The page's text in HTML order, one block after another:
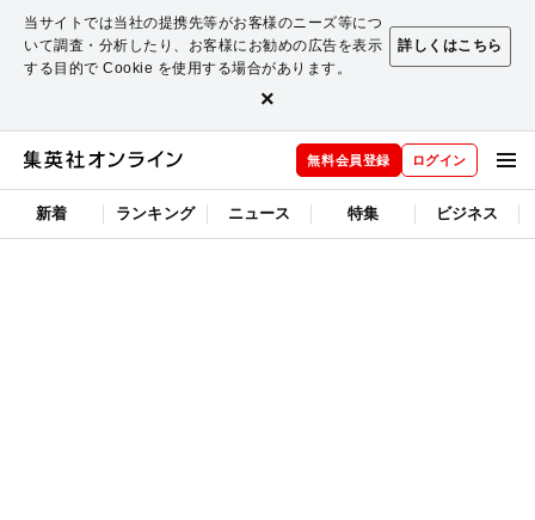
当サイトでは当社の提携先等がお客様のニーズ等につ
いて調査・分析したり、お客様にお勧めの広告を表示
する目的で Cookie を使用する場合があります。
詳しくはこちら
×
無料会員登録 ログイン
新着 ランキング ニュース 特集 ビジネス